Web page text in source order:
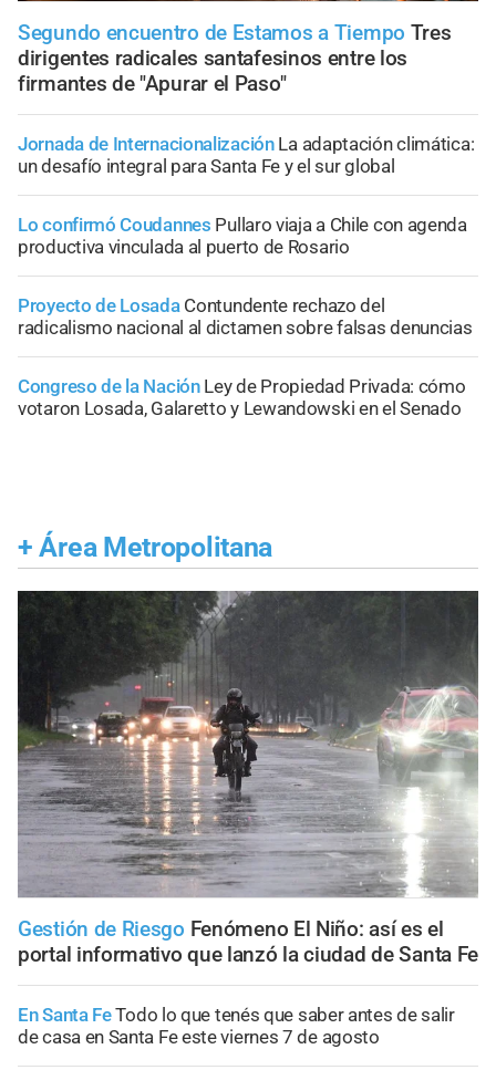
Segundo encuentro de Estamos a Tiempo Tres
dirigentes radicales santafesinos entre los
firmantes de "Apurar el Paso"
Jornada de Internacionalización La adaptación climática:
un desafío integral para Santa Fe y el sur global
Lo confirmó Coudannes Pullaro viaja a Chile con agenda
productiva vinculada al puerto de Rosario
Proyecto de Losada Contundente rechazo del
radicalismo nacional al dictamen sobre falsas denuncias
Congreso de la Nación Ley de Propiedad Privada: cómo
votaron Losada, Galaretto y Lewandowski en el Senado
+ Área Metropolitana
Gestión de Riesgo Fenómeno El Niño: así es el
portal informativo que lanzó la ciudad de Santa Fe
En Santa FeTodo lo que tenés que saber antes de salir
de casa en Santa Fe este viernes 7 de agosto